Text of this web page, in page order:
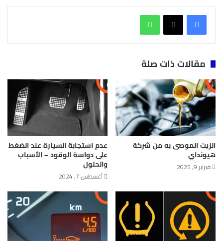
مقالات ذات صلة
الزيت الموصى به من شركة
هيونداي
فبراير 9, 2025
عدم استجابة السيارة عند الضغط
على دواسة الوقود – الأسباب
والحلول
أغسطس 7, 2024